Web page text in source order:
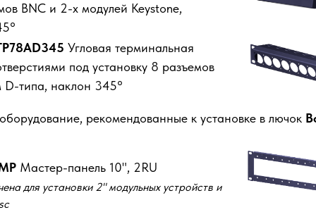
рекомендованные к установке в лючок
Мастер-панель 10", 2RU
для установки 2" модульных устройств и
BNC и 2-х модулей Keystone,
Угловая терминальная
под установку 8 разъемов
D-типа, наклон 345°